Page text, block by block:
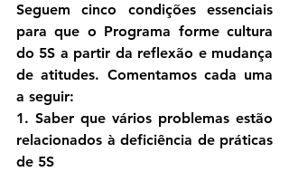
Seguem cinco condições essenciais
para que o Programa forme cultura
do 5S a partir da reflexão e mudança
de atitudes. Comentamos cada uma
a seguir:
1. Saber que vários problemas estão
relacionados à deficiência de práticas
de 5S